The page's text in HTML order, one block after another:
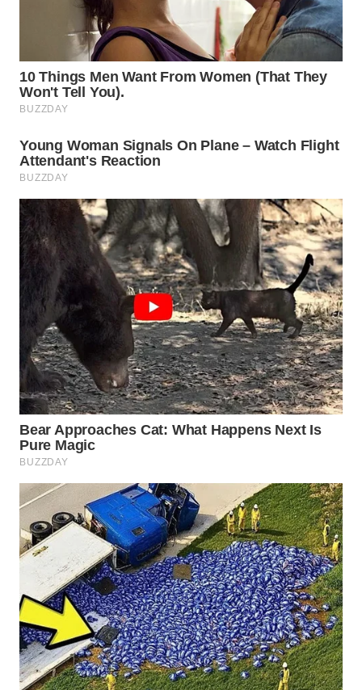
PRIANGAN
WN
SEMARANG
WN
SOLO
WN
BOROBUDUR
WN
MADURA
WN
SURABAYA
WN
NATUNA
WN
WN
MANDALIKA
WN
LIKUPANG
WN
LABUANBAJO